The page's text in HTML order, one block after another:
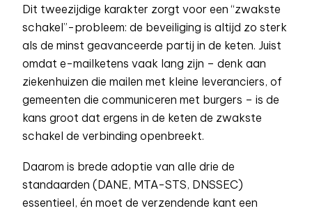
Dit tweezijdige karakter zorgt voor een “zwakste
schakel”-probleem: de beveiliging is altijd zo sterk
als de minst geavanceerde partij in de keten. Juist
omdat e-mailketens vaak lang zijn – denk aan
ziekenhuizen die mailen met kleine leveranciers, of
gemeenten die communiceren met burgers – is de
kans groot dat ergens in de keten de zwakste
schakel de verbinding openbreekt.
Daarom is brede adoptie van alle drie de
standaarden (DANE, MTA-STS, DNSSEC)
essentieel, én moet de verzendende kant een